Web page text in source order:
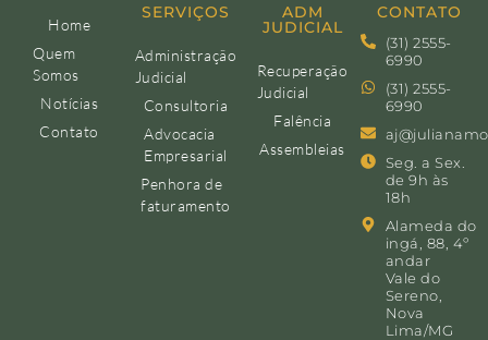
Home
Quem
Somos
Notícias
Contato
SERVIÇOS
Administração
Judicial
Consultoria
Advocacia
Empresarial
Penhora de
faturamento
ADM
JUDICIAL
Recuperação
Judicial
Falência
Assembleias
CONTATO
(31) 2555-
6990
(31) 2555-
6990
Seg. a Sex.
de 9h às
18h
Alameda do
ingá, 88, 4º
andar
Vale do
Sereno,
Nova
Lima/MG